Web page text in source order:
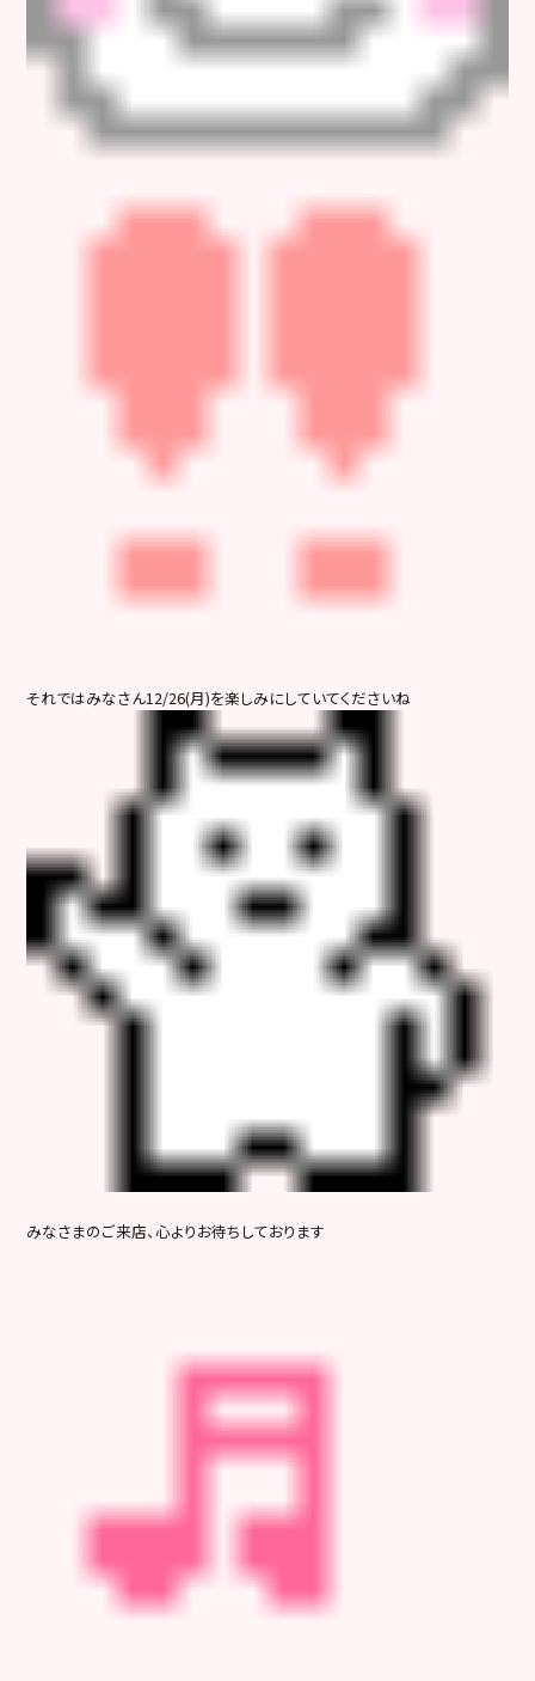
それではみなさん12/26(月)を楽しみにしていてくださいね
みなさまのご来店、心よりお待ちしております